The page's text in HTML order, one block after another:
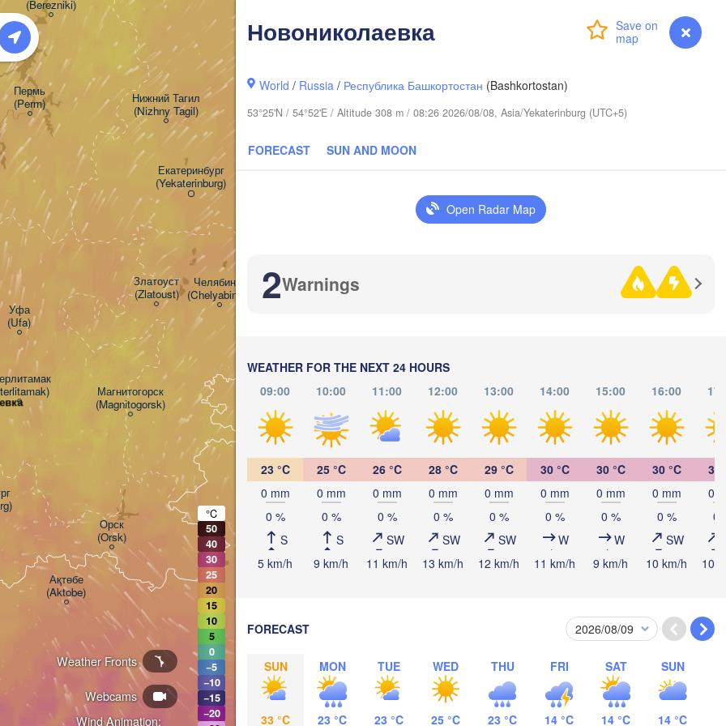
Login myVentusky Forecast
Новониколаевка
World / Russia / Республика Башкортостан (Bashkortostan)
53°25'N / 54°52'E / Altitude 308 m / 08:26 2026/08/08, Asia/Yekaterinburg (UTC+5)
FORECAST SUN AND MOON
Open Radar Map
2Warnings
WEATHER FOR THE NEXT 24 HOURS
09:00
10:00 11:00 12:00 13:00 14:00 15:00 16:00
23 °C
0 mm
0 %
S
5 km/h
25 °C
0 mm
0 %
S
9 km/h
26 °C
0 mm
0 %
SW
11 km/h
28 °C
0 mm
0 %
SW
13 km/h
29 °C
0 mm
0 %
SW
12 km/h
30 °C
0 mm
0 %
W
11 km/h
30 °C
0 mm
0 %
W
9 km/h
30 °C
0 mm
0 %
SW
10 km/h
30
0
0
10
FORECAST
SUN
33 °C
MON
23 °C
TUE
23 °C
WED
25 °C
THU
23 °C
FRI
14 °C
SAT
14 °C
SUN
14 °C
Wind Animation:
Webcams
Weather Fronts
Пермь
(Perm)
Уфа
(Ufa)
Екатеринбург
(Yekaterinburg)
Тюмень
(Berezniki)
Нижний Тагил
(Nizhny Tagil)
Челябинск
(Chelyabinsk)
Ақтөбе
(Aktobe)
Орск
(Orsk)
(Kostanay)
Златоуст
(Zlatoust)
Магнитогорск
(Magnitogorsk)
Омск
(Astana)
Көкшетау
(Kökşetaw)
(Qarağandy)
Жезқазған
H
°C
50
40
30
25
20
15
10
5
0
−5
−10
−15
−20